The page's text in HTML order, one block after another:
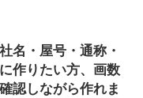
名・屋号・通称・
作りたい方、画数
認しながら作れま